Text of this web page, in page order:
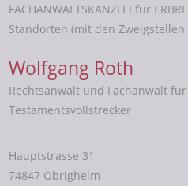
FACHANWALTSKANZLEI für
Standorten (mit den
Wolfgang Roth
Rechtsanwalt und Fachanwalt
Testamentsvollstrecker
Hauptstrasse 31
74847 Obrigheim